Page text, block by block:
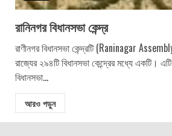
রানিনগর বিধানসভা কেন্দ্র
রাণীনগর বিধানসভা কেন্দ্রটি (Raninagar
রাজ্যের ২৯৪টি বিধানসভা কেন্দ্রের মধ্যে একটি।
বিধানসভা...
আরও পড়ুন